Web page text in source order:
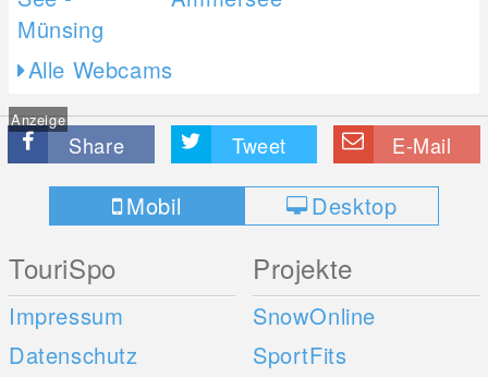
Alle Webcams
Anzeige
Share Tweet E-Mail
Mobil Desktop
TouriSpo
Impressum
Datenschutz
Projekte
SnowOnline
SportFits